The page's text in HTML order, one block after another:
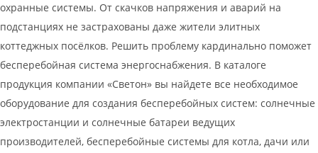
охранные системы. От скачков напряжения и аварий на
подстанциях не застрахованы даже жители элитных
коттеджных посёлков. Решить проблему кардинально поможет
бесперебойная система энергоснабжения. В каталоге
продукция компании «Светон» вы найдете все необходимое
оборудование для создания бесперебойных систем: солнечные
электростанции и солнечные батареи ведущих
производителей, бесперебойные системы для котла, дачи или